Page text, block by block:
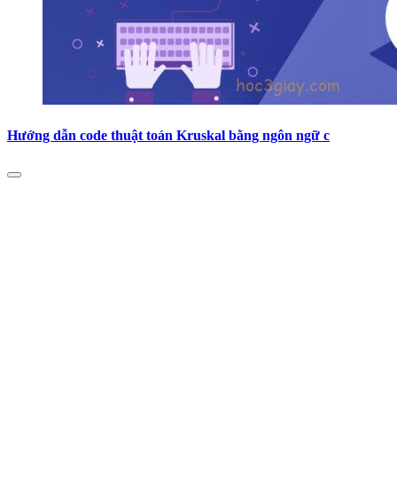
Hướng dẫn code thuật toán Kruskal bằng ngôn ngữ c